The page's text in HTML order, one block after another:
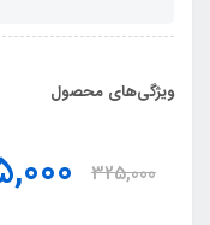
ویژگی‌های محصول
325,000